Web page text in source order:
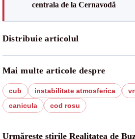
centrala de la Cernavodă
Distribuie articolul
Mai multe articole despre
cub instabilitate atmosferica
canicula
cod rosu
Urmărește știrile Realitatea de